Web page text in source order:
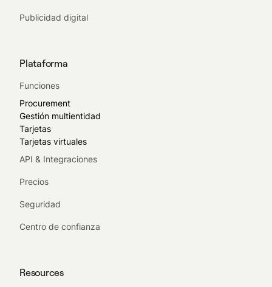
Publicidad digital
Plataforma
Funciones
Procurement
Gestión multientidad
Tarjetas
Tarjetas virtuales
API & Integraciones
Precios
Seguridad
Centro de confianza
Resources